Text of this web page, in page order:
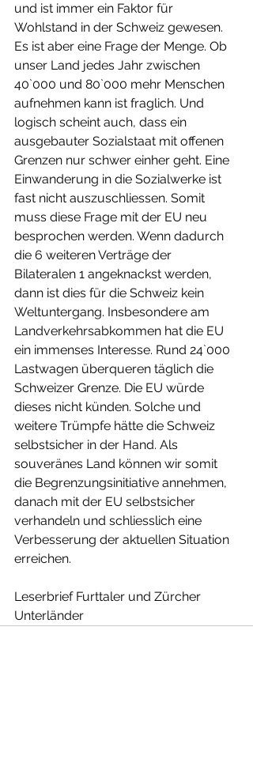
und ist immer ein Faktor für
Wohlstand in der Schweiz gewesen.
Es ist aber eine Frage der Menge. Ob
unser Land jedes Jahr zwischen
40`000 und 80`000 mehr Menschen
aufnehmen kann ist fraglich. Und
logisch scheint auch, dass ein
ausgebauter Sozialstaat mit offenen
Grenzen nur schwer einher geht. Eine
Einwanderung in die Sozialwerke ist
fast nicht auszuschliessen. Somit
muss diese Frage mit der EU neu
besprochen werden. Wenn dadurch
die 6 weiteren Verträge der
Bilateralen 1 angeknackst werden,
dann ist dies für die Schweiz kein
Weltuntergang. Insbesondere am
Landverkehrsabkommen hat die EU
ein immenses Interesse. Rund 24`000
Lastwagen überqueren täglich die
Schweizer Grenze. Die EU würde
dieses nicht künden. Solche und
weitere Trümpfe hätte die Schweiz
selbstsicher in der Hand. Als
souveränes Land können wir somit
die Begrenzungsinitiative annehmen,
danach mit der EU selbstsicher
verhandeln und schliesslich eine
Verbesserung der aktuellen Situation
erreichen.
Leserbrief Furttaler und Zürcher
Unterländer